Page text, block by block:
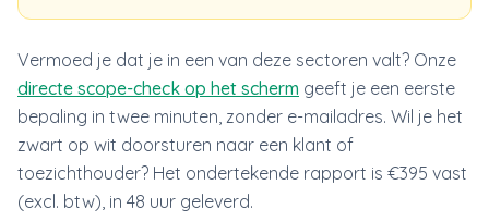
Vermoed je dat je in een van deze sectoren valt? Onze
directe scope-check op het scherm geeft je een eerste
bepaling in twee minuten, zonder e-mailadres. Wil je het
zwart op wit doorsturen naar een klant of
toezichthouder? Het ondertekende rapport is €395 vast
(excl. btw), in 48 uur geleverd.